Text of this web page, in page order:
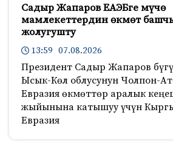
Садыр Жапаров ЕАЭБге мүчө
мамлекеттердин өкмөт
жолугушту
13:59 07.08.2026
Президент Садыр Жапаров
Ысык-Көл облусунун Чолпон-
Евразия өкмөттөр аралык
жыйынына катышуу үчүн
Евразия